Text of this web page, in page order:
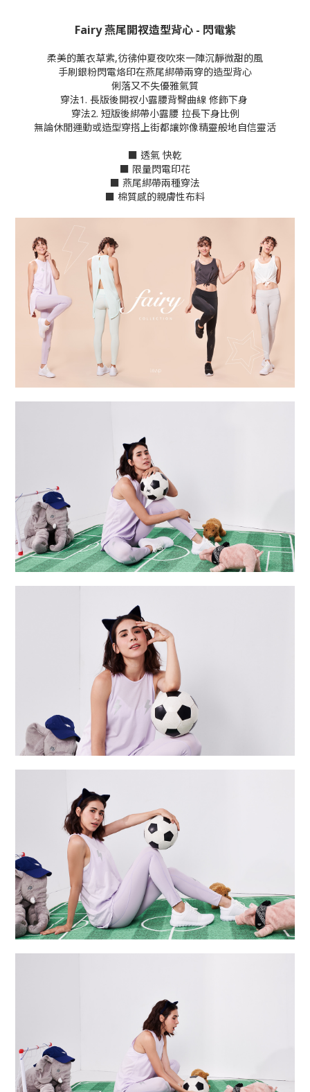
Fairy 燕尾開衩造型背心 - 閃電紫
柔美的薰衣草紫,彷彿仲夏夜吹來一陣沉靜微甜的風
手刷銀粉閃電烙印在燕尾綁帶兩穿的造型背心
俐落又不失優雅氣質
穿法1. 長版後開衩小露腰背臀曲線 修飾下身
穿法2. 短版後綁帶小露腰 拉長下身比例
無論休閒運動或造型穿搭上街都讓妳像精靈般地自信靈活
■ 透氣 快乾
■ 限量閃電印花
■ 燕尾綁帶兩種穿法
■ 棉質感的親膚性布料